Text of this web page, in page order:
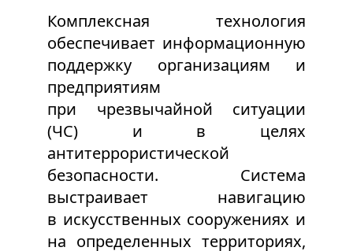
Комплексная технология
обеспечивает информационную
поддержку организациям и
предприятиям
при чрезвычайной ситуации
(ЧС) и в целях
антитеррористической
безопасности. Система
выстраивает навигацию
в искусственных сооружениях и
на определенных территориях,